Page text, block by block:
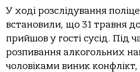
У ході розслідування
встановили, що 31 травня
прийшов у гості сусід. Під
розпивання алкогольних
чоловіками виник конфлікт,